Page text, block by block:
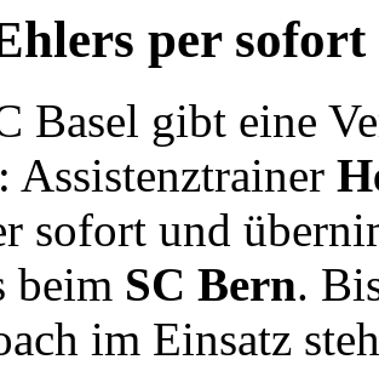
per
Basel gibt eine
Assistenztrainer
sofort und
beim SC Bern.
im Einsatz